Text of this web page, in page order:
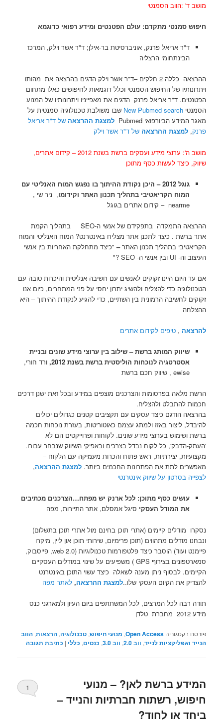
מושב ד' :הווב הסמנטי
חיפוש סמנטי מתקדם: עולם הפטנטים ומידע רפואי כדוגמא
ד"ר אריאל פרנק, אוניברסיטת בר-אילן; ד"ר אשר וילק, המרכז
הבינתחומי הרצליה
ההרצאה כללה 2 חלקים –ד"ר אשר וילק הדגים בהרצאה את מהותו
ויתרונותיו של החיפוש הסמנטי וכלל דוגמאות לחיפושים כאלו מתחום
הפטנטים. ד"ר אריאל פרנק הדגים את מאפייניו ויתרונותיו של המנוע
הסמנטיNew Pubmed search שבו משולבת טכנולוגיה סמנטית על
מאגר המידע הביורפואי Pubmed
למצגת ההרצאה של ד"ר אריאל
פרנק,למצגת ההרצאה של ד"ר אשר וילק
מושב ה': ערוצי מידע ועסקים ברשת בשנת 2012 – קידום אתרים,
שיווק, כיצד לעשות כסף מתוכן
גוגל 2012 – היכן נקודת ההיתוך בו נפגש המוח האנליטי עם
המוח הקריאטיבי בתהליך תכנון האתר וקידומו, ניר שי ,
nearme – קידום אתרים בגוגל
ההרצאה התמקדה בתפקידם של אנשי ה-SEO בתהליך הקמת
אתר ברשת . כיצד לתכנן אתר מצליח באינטרנט? המוח האנליטי והמוח
הקריאטיבי בתהליך תכנון האתר–"כיצד מתחלקת האחריות בין אנשי
העיצוב וה- UI ובין אנשי ה- SEO ?"
אם עד היום היינו זקוקים לאנשים עם חשיבה אנליטית והיכרות טובה עם
הטכנולוגיה כדי להצליח ולהשיג יתרון יחסי על פני המתחרים, כיום אנו
זקוקים לחשיבה הרמונית בין השתיים, כדי להגיע לנקודת ההיתוך – היא
ההצלחה
להרצאה ,טיפים לקידום אתרים
שיווק המותג ברשת – שילוב בין ערוצי מידע שונים ובניית
אסטרטגיה לנוכחות הוליסטית ברשת בשנת 2012,
ורד חורי,
ewise , שיווק חכם ברשת
הרשת מלאה בפרסומות והצרכנים מוצפים במידע ובכל זאת ישנן דרכים
חכמות להתבלט ולהצליח.
בהרצאה הודגם כיצד עסקים עם תקציבים קטנים כגדולים יכולים
להיבדל, ליצור באזז ולמתג עצמם כאוטוריטות, בעזרת נוכחות חכמה
ברשת ושימוש בערוצי מידע שונים. לקוחות ופרוייקטים הם לא
'העתק-הדבק', כל לקוח נבדל בצרכים ובאפיקי השיווק שנבחר עבורו.
מקצועיות, יצירתיות, ראש פתוח והכרות מעמיקה עם הלקוח –
מאפשרים לתת את הפתרונות החכמים ביותר.למצגת ההרצאה,
לצפייה בסרטון על שיווק אינטרנטי
עושים כסף מתוכן: לכל ארנק יש מפתח…הצרכנים מכתיבים
את המודל העסקי סיגל אמסלם, אתר התיירות, מפה
נסקרו מודלים קיימים (אתרי תוכן בחינם מול אתרי תוכן בתשלום)
ונבחנו מודלים מתהווים (תוכן פרימיום, שירותי תוכן און ליין, מיקרו
פיימנט ועוד) הוסבר כיצד פלטפורמות טכנולוגיות (web 2.0, פייסבוק,
סמארטפונים בצירוף GPS ) משפיעים על שינוי במודלים העסקיים
הקיימים. לבסוף ניתן מענה לשאלה כיצד עשוי התוכן באינטרנט
להצדיק את הקיום העסקי שלו..למצגת ההרצאה, לאתר מפה
תודה רבה לכל המרצים, לכל המשתתפים ביום העיון ולמארגני כנס
מידע 2012 מחברת טלדן
פורסם בקטגוריה Open Access
, מנועי חיפוש,טכנולוגיה,הרצאות,הווב
הנייד ואפליקציות לנייד, ווב 2.0 , ווב 3.0 , כנסים, כללי | כתיבת תגובה
המידע ברשת לאן? – מנועי
חיפוש, רשתות חברתיות והנייד –
ביחד או לחוד?
1